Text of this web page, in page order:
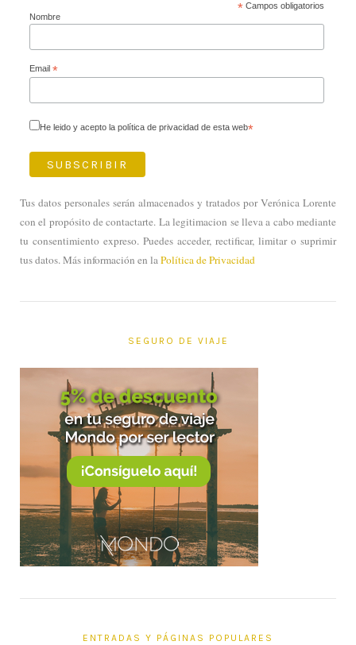
*Campos obligatorios
Nombre
Email *
He leido y acepto la política de privacidad de esta web*
Tus datos personales serán almacenados y tratados por Verónica Lorente
con el propósito de contactarte. La legitimacion se lleva a cabo mediante
tu consentimiento expreso. Puedes acceder, rectificar, limitar o suprimir
tus datos. Más información en laPolítica de Privacidad
SEGURO DE VIAJE
ENTRADAS Y PÁGINAS POPULARES